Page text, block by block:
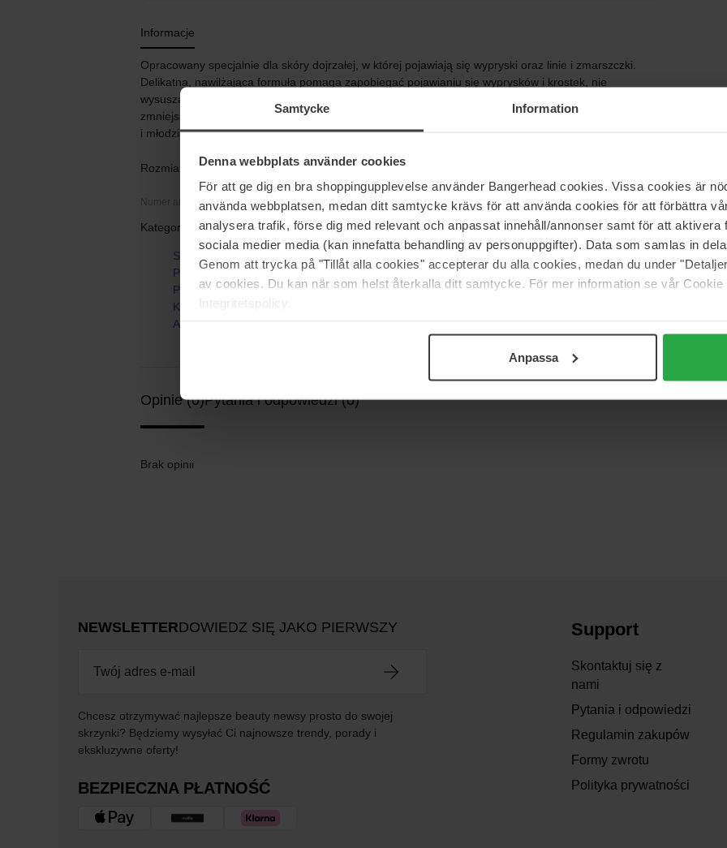
Samtycke Information
Denna webbplats använder cookies
För att ge dig en bra shoppingupplevelse använder Bangerhead cookies. Vissa cookies är
använda webbplatsen, medan ditt samtycke krävs för att använda cookies för att förbättra
analysera trafik, förse dig med relevant och anpassat innehåll/annonser samt för att aktivera
sociala medier media (kan innefatta behandling av personuppgifter). Data som samlas in
Genom att trycka på "Tillåt alla cookies" accepterar du alla cookies, medan du under
av cookies. Du kan när som helst återkalla ditt samtycke. För mer information se vår
Integritetspolicy.
Anpassa
Informacje
Opracowany specjalnie dla skóry dojrzałej, w której pojawiają się wypryski oraz linie i zmarszczki.
Delikatna, nawilżająca formuła pomaga zapobiegać pojawianiu się wyprysków i krostek, nie
wysuszając i nie podrażniając skóry. Skuteczna, zapobiegająca starzeniu się technologia, która
zmniejsza widoczność linii, zmarszczek i poprawia strukturę skóry. Doświadcz wyraźniejszej, gładszej
i młodziej wyglądającej skóry. Bez oleju.
Rozmiar: 30 ml
Numer artykułu: 51622
Kategorie:
Strona główna
Pielęgnacja skóry
Pielęgnacja twarzy
Kuracja punktowa
Anti-Blemish Solutions
Opinie (0)Pytania i odpowiedzi (0)
Brak opinii
NEWSLETTERDOWIEDZ SIĘ JAKO PIERWSZY
Chcesz otrzymywać najlepsze beauty newsy prosto do swojej
skrzynki? Będziemy wysyłać Ci najnowsze trendy, porady i
ekskluzywne oferty!
BEZPIECZNA PŁATNOŚĆ
Support
Skontaktuj się z
nami
Pytania i odpowiedzi
Regulamin zakupów
Formy zwrotu
Polityka prywatności